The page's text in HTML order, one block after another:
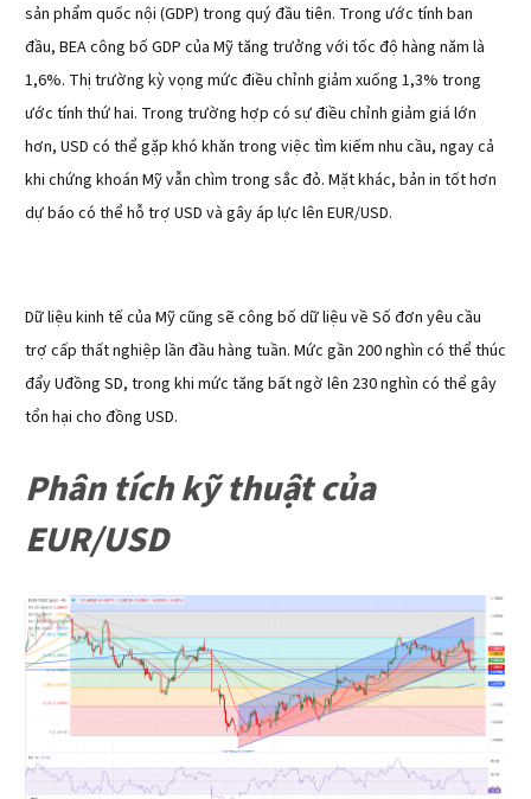
sản phẩm quốc nội (GDP) trong quý đầu tiên. Trong ước tính ban
đầu, BEA công bố GDP của Mỹ tăng trưởng với tốc độ hàng năm là
1,6%. Thị trường kỳ vọng mức điều chỉnh giảm xuống 1,3% trong
ước tính thứ hai. Trong trường hợp có sự điều chỉnh giảm giá lớn
hơn, USD có thể gặp khó khăn trong việc tìm kiếm nhu cầu, ngay cả
khi chứng khoán Mỹ vẫn chìm trong sắc đỏ. Mặt khác, bản in tốt hơn
dự báo có thể hỗ trợ USD và gây áp lực lên EUR/USD.
Dữ liệu kinh tế của Mỹ cũng sẽ công bố dữ liệu về Số đơn yêu cầu
trợ cấp thất nghiệp lần đầu hàng tuần. Mức gần 200 nghìn có thể thúc
đẩy Uđồng SD, trong khi mức tăng bất ngờ lên 230 nghìn có thể gây
tổn hại cho đồng USD.
Phân tích kỹ thuật của
EUR/USD